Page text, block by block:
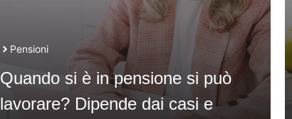
Pensioni
Quando si è in pensione si può
lavorare? Dipende dai casi e